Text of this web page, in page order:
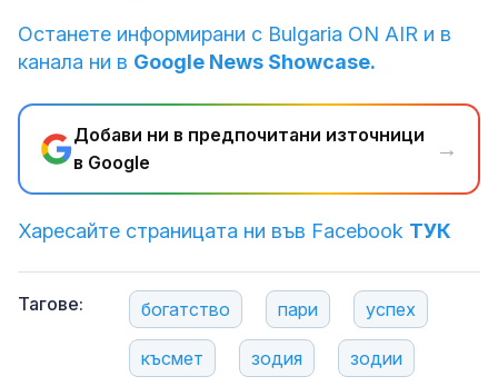
Останете информирани с Bulgaria ON AIR и в
канала ни в Google News Showcase.
Добави ни в предпочитани източници
в Google
→
Харесайте страницата ни във Facebook ТУК
Тагове: богатство пари успех
късмет зодия зодии